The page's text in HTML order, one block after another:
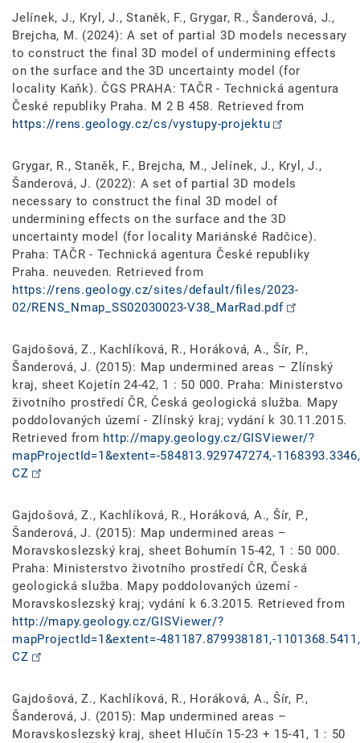
Jelínek, J., Kryl, J., Staněk, F., Grygar, R., Šanderová, J.,
Brejcha, M. (2024): A set of partial 3D models necessary
to construct the final 3D model of undermining effects
on the surface and the 3D uncertainty model (for
locality Kaňk). ČGS PRAHA: TAČR - Technická agentura
České republiky Praha. M 2 B 458. Retrieved from
https://rens.geology.cz/cs/vystupy-projektu
Grygar, R., Staněk, F., Brejcha, M., Jelínek, J., Kryl, J.,
Šanderová, J. (2022): A set of partial 3D models
necessary to construct the final 3D model of
undermining effects on the surface and the 3D
uncertainty model (for locality Mariánské Radčice).
Praha: TAČR - Technická agentura České republiky
Praha. neuveden. Retrieved from
https://rens.geology.cz/sites/default/files/2023-
02/RENS_Nmap_SS02030023-V38_MarRad.pdf
Gajdošová, Z., Kachlíková, R., Horáková, A., Šír, P.,
Šanderová, J. (2015): Map undermined areas – Zlínský
kraj, sheet Kojetín 24-42, 1 : 50 000. Praha: Ministerstvo
životního prostředí ČR, Česká geologická služba. Mapy
poddolovaných území - Zlínský kraj; vydání k 30.11.2015.
Retrieved from http://mapy.geology.cz/GISViewer/?
mapProjectId=1&extent=-584813.929747274,-
CZ
Gajdošová, Z., Kachlíková, R., Horáková, A., Šír, P.,
Šanderová, J. (2015): Map undermined areas –
Moravskoslezský kraj, sheet Bohumín 15-42, 1 : 50 000.
Praha: Ministerstvo životního prostředí ČR, Česká
geologická služba. Mapy poddolovaných území -
Moravskoslezský kraj; vydání k 6.3.2015. Retrieved from
http://mapy.geology.cz/GISViewer/?
mapProjectId=1&extent=-481187.879938181,-
CZ
Gajdošová, Z., Kachlíková, R., Horáková, A., Šír, P.,
Šanderová, J. (2015): Map undermined areas –
Moravskoslezský kraj, sheet Hlučín 15-23 + 15-41, 1 : 50